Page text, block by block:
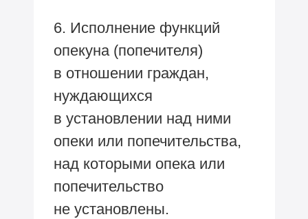
6. Исполнение функций
опекуна (попечителя)
в отношении граждан,
нуждающихся
в установлении над ними
опеки или попечительства,
над которыми опека или
попечительство
не установлены.